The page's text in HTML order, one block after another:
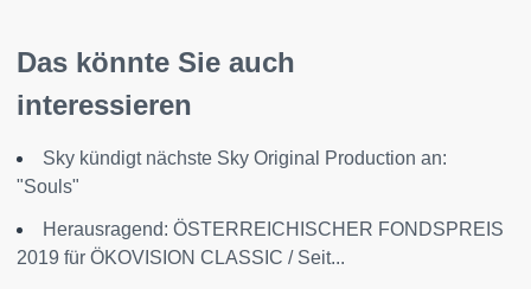
Das könnte Sie auch
interessieren
Sky kündigt nächste Sky Original Production an:
"Souls"
Herausragend: ÖSTERREICHISCHER FONDSPREIS
2019 für ÖKOVISION CLASSIC / Seit...